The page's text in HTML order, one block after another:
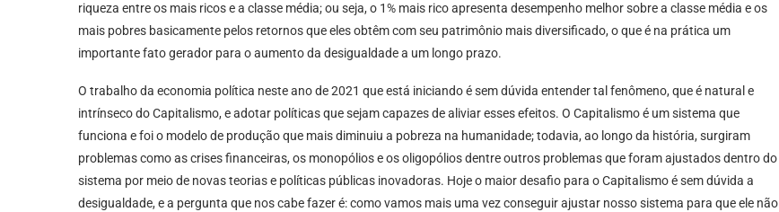
riqueza entre os mais ricos e a classe média; ou seja, o 1% mais rico apresenta desempenho melhor sobre a classe média e os
mais pobres basicamente pelos retornos que eles obtêm com seu patrimônio mais diversificado, o que é na prática um
importante fato gerador para o aumento da desigualdade a um longo prazo.
O trabalho da economia política neste ano de 2021 que está iniciando é sem dúvida entender tal fenômeno, que é natural e
intrínseco do Capitalismo, e adotar políticas que sejam capazes de aliviar esses efeitos. O Capitalismo é um sistema que
funciona e foi o modelo de produção que mais diminuiu a pobreza na humanidade; todavia, ao longo da história, surgiram
problemas como as crises financeiras, os monopólios e os oligopólios dentre outros problemas que foram ajustados dentro do
sistema por meio de novas teorias e políticas públicas inovadoras. Hoje o maior desafio para o Capitalismo é sem dúvida a
desigualdade, e a pergunta que nos cabe fazer é: como vamos mais uma vez conseguir ajustar nosso sistema para que ele não